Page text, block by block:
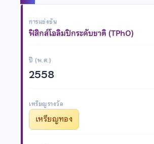
การแข่งขัน
ฟิสิกส์โอลิมปิกระดับชาติ (TPhO)
ปี (พ.ศ.)
2558
เหรียญรางวัล
เหรียญทอง